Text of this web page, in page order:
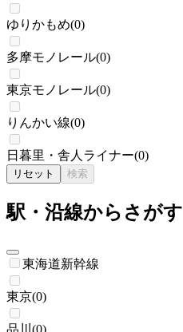
ゆりかもめ(0)
多摩モノレール(0)
東京モノレール(0)
りんかい線(0)
日暮里・舎人ライナー(0)
リセット 検索
駅・沿線からさがす
東海道新幹線
東京(0)